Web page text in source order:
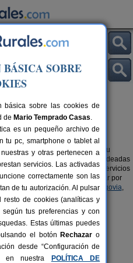
en Segovia
Segovia? Tanto si viajas con tu
casa rural en las alturas y rodeadas
Casas con todos los servicios
ensueño. También puedes optar por
casas rurales en el campo en Segovia,
SOBRE
básica sobre las cookies de
de Mario Temprado Casas.
es un pequeño archivo de
tu pc, smartphone o tablet al
y otras pertenecen a
servicios. Las activadas
correctamente son las
de tu autorización. Al pulsar
resto de cookies (analíticas y
según tus preferencias y con
Estas últimas puedes
el botón Rechazar o
desde “Configuración de
en nuestra
POLÍTICA DE